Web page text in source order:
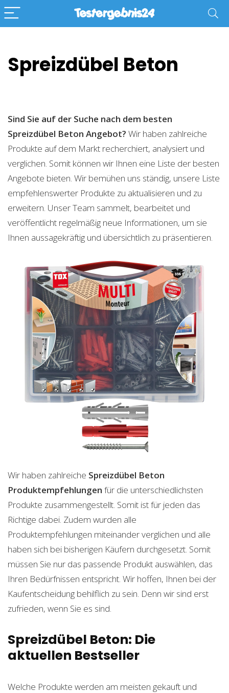
Spreizdübel Beton
Sind Sie auf der Suche nach dem besten
Spreizdübel Beton Angebot? Wir haben zahlreiche
Produkte auf dem Markt recherchiert, analysiert und
verglichen. Somit können wir Ihnen eine Liste der besten
Angebote bieten. Wir bemühen uns ständig, unsere Liste
empfehlenswerter Produkte zu aktualisieren und zu
erweitern. Unser Team sammelt, bearbeitet und
veröffentlicht regelmäßig neue Informationen, um sie
Ihnen aussagekräftig und übersichtlich zu präsentieren.
Wir haben zahlreiche Spreizdübel Beton
Produktempfehlungen für die unterschiedlichsten
Produkte zusammengestellt. Somit ist für jeden das
Richtige dabei. Zudem wurden alle
Produktempfehlungen miteinander verglichen und alle
haben sich bei bisherigen Käufern durchgesetzt. Somit
müssen Sie nur das passende Produkt auswählen, das
Ihren Bedürfnissen entspricht. Wir hoffen, Ihnen bei der
Kaufentscheidung behilflich zu sein. Denn wir sind erst
zufrieden, wenn Sie es sind.
Spreizdübel Beton: Die
aktuellen Bestseller
Welche Produkte werden am meisten gekauft und